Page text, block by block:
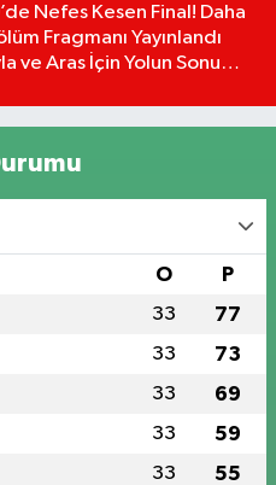
Nefes Kesen Final! Daha
Fragmanı Yayınlandı
ve Aras İçin Yolun Sonu
O P
33 77
33 73
33 69
33 59
33 55